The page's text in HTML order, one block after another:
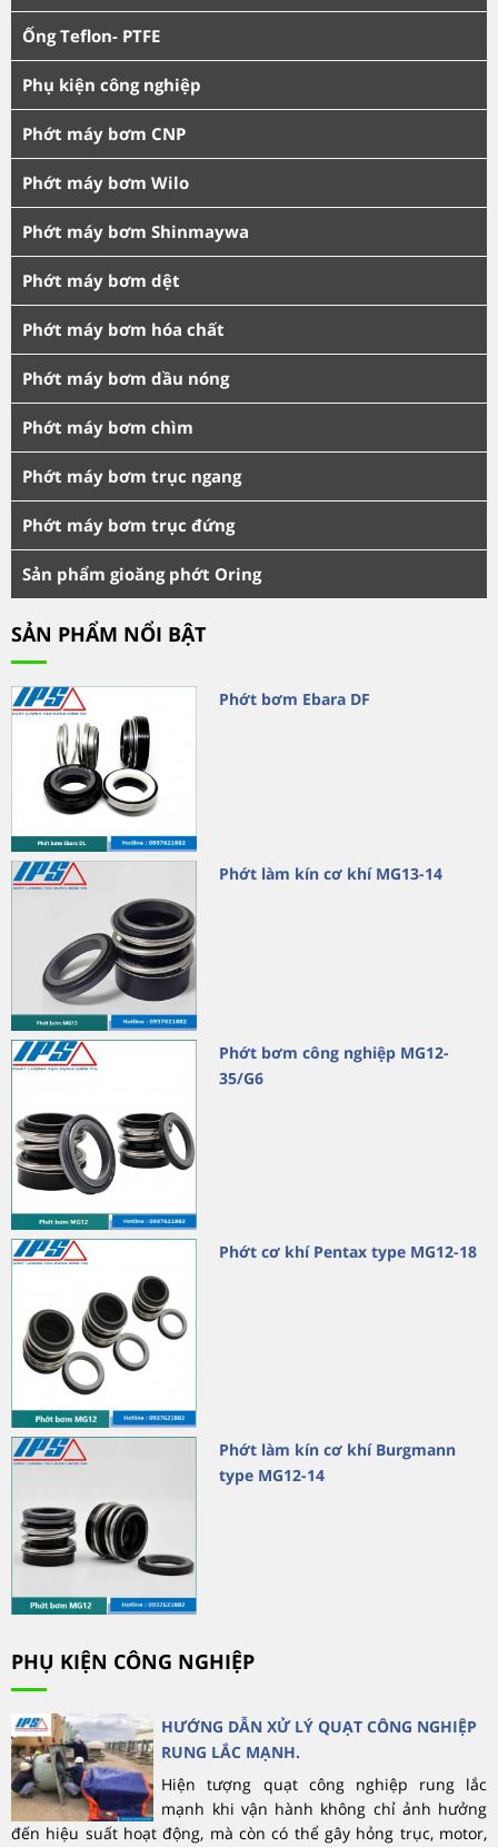
Ống Teflon- PTFE
Phụ kiện công nghiệp
Phớt máy bơm CNP
Phớt máy bơm Wilo
Phớt máy bơm Shinmaywa
Phớt máy bơm dệt
Phớt máy bơm hóa chất
Phớt máy bơm dầu nóng
Phớt máy bơm chìm
Phớt máy bơm trục ngang
Phớt máy bơm trục đứng
Sản phẩm gioăng phớt Oring
SẢN PHẨM NỔI BẬT
Phớt bơm Ebara DF
Phớt làm kín cơ khí MG13-14
Phớt bơm công nghiệp MG12-
35/G6
Phớt cơ khí Pentax type MG12-18
Phớt làm kín cơ khí Burgmann
type MG12-14
PHỤ KIỆN CÔNG NGHIỆP
HƯỚNG DẪN XỬ LÝ QUẠT CÔNG NGHIỆP
RUNG LẮC MẠNH.
Hiện tượng quạt công nghiệp rung lắc
mạnh khi vận hành không chỉ ảnh hưởng
đến hiệu suất hoạt động, mà còn có thể gây hỏng trục, motor,